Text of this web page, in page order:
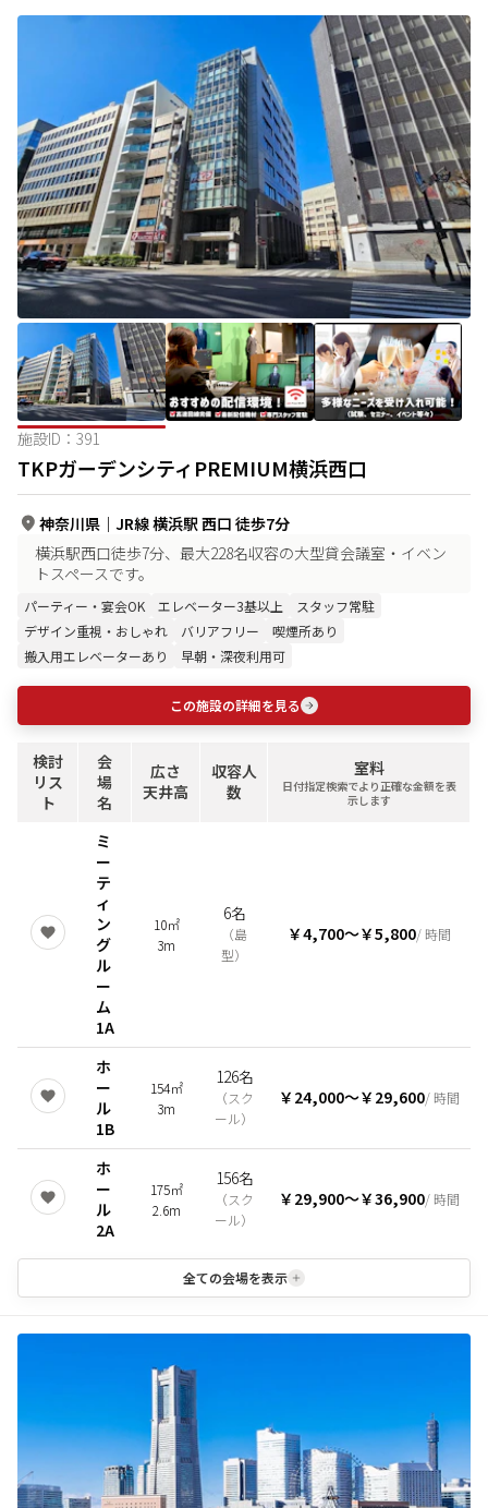
施設ID： 391
TKPガーデンシティPREMIUM横浜西口
神奈川県 ｜ JR線 横浜駅 西口 徒歩7分
横浜駅西口徒歩7分、最大228名収容の大型貸会議室・イベン
トスペースです。
パーティー・宴会OK エレベーター3基以上
スタッフ常駐
デザイン重視・おしゃれ
バリアフリー
喫煙所あり
搬入用エレベーターあり
早朝・深夜利用可
この施設の詳細を見る
検討
リス
ト
会
場
名
広さ
天井高
収容人
数
室料
日付指定検索でより正確な金額を表
示します
ミ
ー
テ
ィ
ン
グ
ル
ー
ム
1A
10㎡
3m
6名
（島
型）
￥4,700〜￥5,800/ 時間
ホ
ー
ル
1B
154㎡
3m
126名
（スク
ール）
￥24,000〜￥29,600/ 時間
ホ
ー
ル
2A
175㎡
2.6m
156名
（スク
ール）
￥29,900〜￥36,900/ 時間
全ての会場を表示